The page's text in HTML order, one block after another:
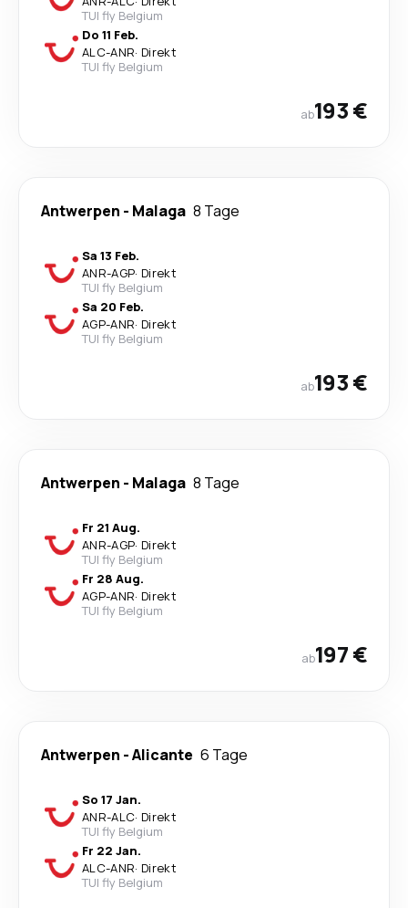
TUI fly Belgium
Do 11 Feb.
ALC-ANR· Direkt
TUI fly Belgium
ab193 €
Antwerpen - Malaga 8 Tage
Sa 13 Feb.
ANR-AGP· Direkt
TUI fly Belgium
Sa 20 Feb.
AGP-ANR· Direkt
TUI fly Belgium
ab193 €
Antwerpen - Malaga 8 Tage
Fr 21 Aug.
ANR-AGP· Direkt
TUI fly Belgium
Fr 28 Aug.
AGP-ANR· Direkt
TUI fly Belgium
ab197 €
Antwerpen -Alicante 6 Tage
So 17 Jan.
ANR-ALC· Direkt
TUI fly Belgium
Fr 22 Jan.
ALC-ANR· Direkt
TUI fly Belgium